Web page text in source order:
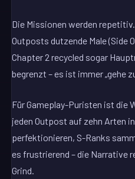
Die Missionen werden
Outposts dutzende Male (Side
Chapter 2 recycled sogar
begrenzt – es ist immer „gehe
Für Gameplay-Puristen ist die
jeden Outpost auf zehn Arten
perfektionieren, S-Ranks
es frustrierend – die Narrative
Grind.